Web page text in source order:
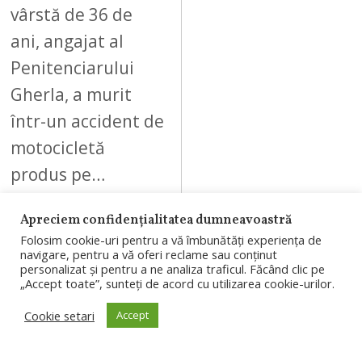
vârstă de 36 de
ani, angajat al
Penitenciarului
Gherla, a murit
într-un accident de
motocicletă
produs pe…
08
Apreciem confidențialitatea dumneavoastră
Folosim cookie-uri pentru a vă îmbunătăți experiența de
navigare, pentru a vă oferi reclame sau conținut
personalizat și pentru a ne analiza traficul. Făcând clic pe
„Accept toate”, sunteți de acord cu utilizarea cookie-urilor.
Cookie setari
Accept